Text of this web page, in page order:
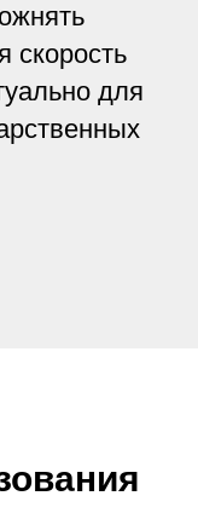
скорость
для